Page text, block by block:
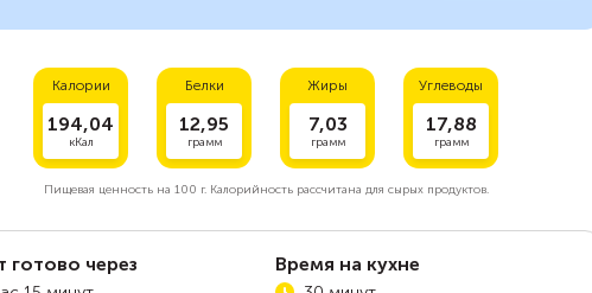
Калории
194,04
кКал
Белки
12,95
грамм
Жиры
7,03
грамм
Углеводы
17,88
грамм
Пищевая ценность на 100 г.Калорийность рассчитана для сырых продуктов.
готово через Время на кухне